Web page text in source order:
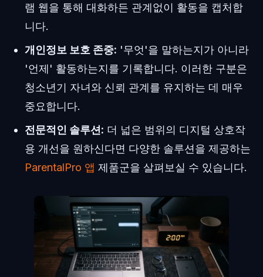
램 웹을 통해 대화하든 관계없이 활동을 캡처합
니다.
개인정보 보호 존중: '무엇'을 말하는지가 아니라
'언제' 활동하는지를 기록합니다. 이러한 구분은
청소년기 자녀와 신뢰 관계를 유지하는 데 매우
중요합니다.
전문적인 솔루션: 더 넓은 범위의 디지털 상호작
용 개선을 원하신다면 다양한 솔루션을 제공하는
ParentalPro 앱 제품군을 살펴보실 수 있습니다.